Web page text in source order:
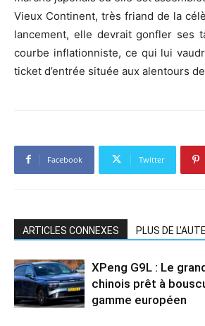
Vieux Continent, très friand de la
lancement, elle devrait gonfler ses
courbe inflationniste, ce qui lui
ticket d’entrée située aux alentours
Facebook Twitter
ARTICLES CONNEXES PLUS DE
XPeng G9L : Le
chinois prêt à
gamme européen